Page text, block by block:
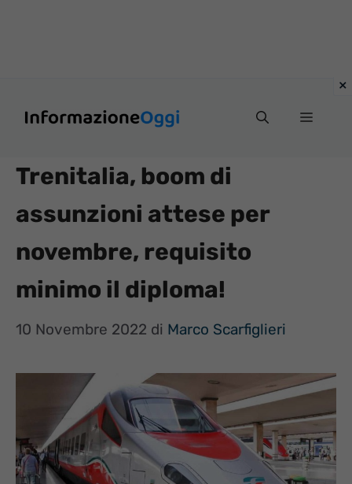
Menu
Trenitalia, boom di
assunzioni attese per
novembre, requisito
minimo il diploma!
10 Novembre 2022 di Marco Scarfiglieri